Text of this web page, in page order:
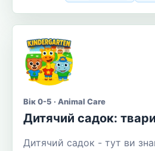
Вік 0-5 · Animal Care
Дитячий садок:
Дитячий садок - тут ви